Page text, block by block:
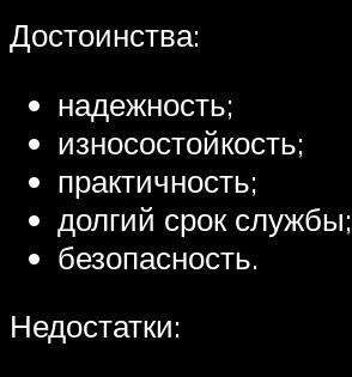
Достоинства:
надежность;
износостойкость;
практичность;
долгий срок службы;
безопасность.
Недостатки: